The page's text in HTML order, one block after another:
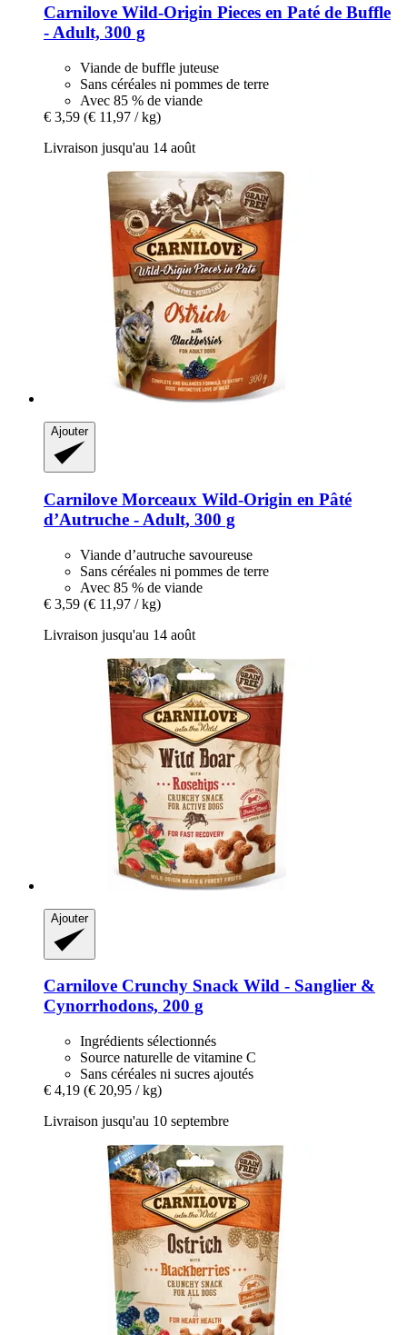
Carnilove Wild-​Origin Pieces en Paté de Buffle
-​ Adult, 300 g
Viande de buffle juteuse
Sans céréales ni pommes de terre
Avec 85 % de viande
€ 3,59 (€ 11,97 / kg)
Livraison jusqu'au 14 août
Ajouter
Carnilove Morceaux Wild-​Origin en Pâté
d’Autruche -​ Adult, 300 g
Viande d’autruche savoureuse
Sans céréales ni pommes de terre
Avec 85 % de viande
€ 3,59 (€ 11,97 / kg)
Livraison jusqu'au 14 août
Ajouter
Carnilove Crunchy Snack Wild -​ Sanglier &
Cynorrhodons, 200 g
Ingrédients sélectionnés
Source naturelle de vitamine C
Sans céréales ni sucres ajoutés
€ 4,19 (€ 20,95 / kg)
Livraison jusqu'au 10 septembre